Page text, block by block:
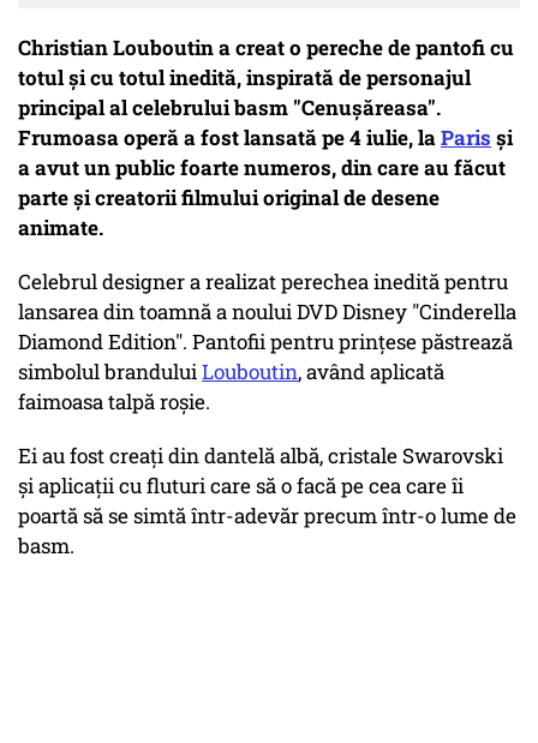
Christian Louboutin a creat o pereche de pantofi cu
totul și cu totul inedită, inspirată de personajul
principal al celebrului basm "Cenușăreasa".
Frumoasa operă a fost lansată pe 4 iulie, laParis și
a avut un public foarte numeros, din care au făcut
parte și creatorii filmului original de desene
animate.
Celebrul designer a realizat perechea inedită pentru
lansarea din toamnă a noului DVD Disney "Cinderella
Diamond Edition". Pantofii pentru prințese păstrează
simbolul branduluiLouboutin, având aplicată
faimoasa talpă roșie.
Ei au fost creați din dantelă albă, cristale Swarovski
și aplicații cu fluturi care să o facă pe cea care îi
poartă să se simtă într-adevăr precum într-o lume de
basm.